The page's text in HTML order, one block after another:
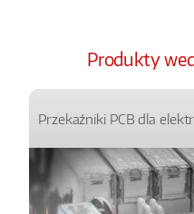
Produkty
Przekaźniki PCB dla